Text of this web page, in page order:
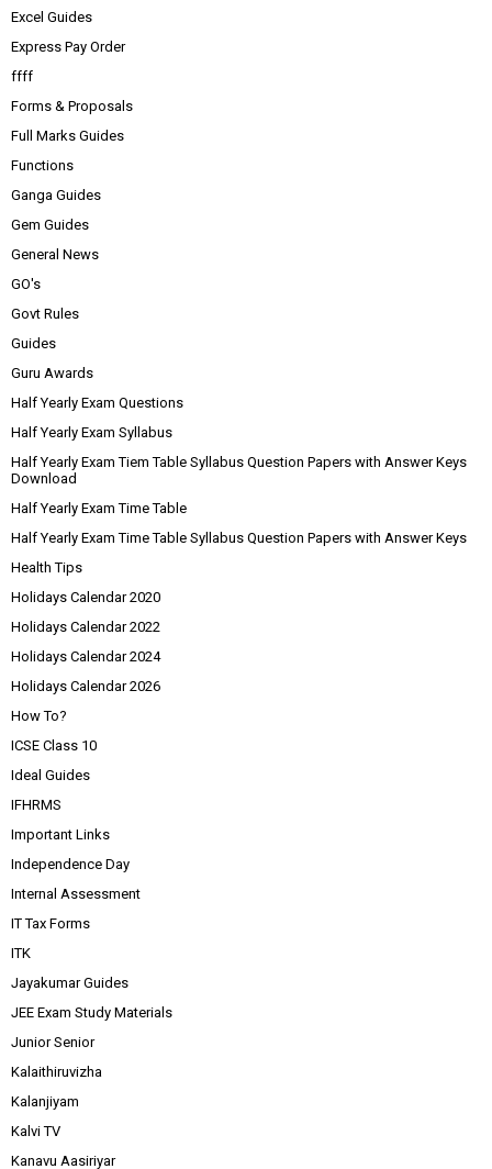
Excel Guides
Express Pay Order
ffff
Forms & Proposals
Full Marks Guides
Functions
Ganga Guides
Gem Guides
General News
GO's
Govt Rules
Guides
Guru Awards
Half Yearly Exam Questions
Half Yearly Exam Syllabus
Half Yearly Exam Tiem Table Syllabus Question Papers with Answer Keys
Download
Half Yearly Exam Time Table
Half Yearly Exam Time Table Syllabus Question Papers with Answer Keys
Health Tips
Holidays Calendar 2020
Holidays Calendar 2022
Holidays Calendar 2024
Holidays Calendar 2026
How To?
ICSE Class 10
Ideal Guides
IFHRMS
Important Links
Independence Day
Internal Assessment
IT Tax Forms
ITK
Jayakumar Guides
JEE Exam Study Materials
Junior Senior
Kalaithiruvizha
Kalanjiyam
Kalvi TV
Kanavu Aasiriyar